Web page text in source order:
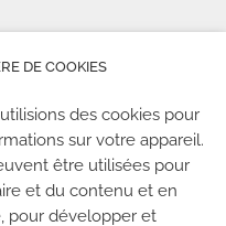
DE COOKIES
des cookies pour
sur votre appareil.
être utilisées pour
et du contenu et en
pour développer et